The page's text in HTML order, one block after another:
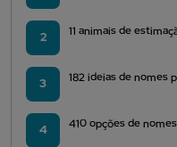
2 11 animais de
3 182 ideias de nomes
4 410 opções de